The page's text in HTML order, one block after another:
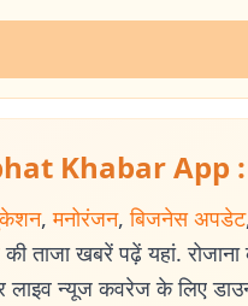
Khabar App :
, मनोरंजन, बिजनेस अपडेट
की ताजा खबरें पढ़ें यहां.
लाइव न्यूज कवरेज के लिए